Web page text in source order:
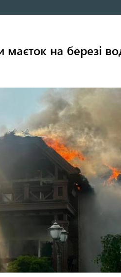
маєток на березі